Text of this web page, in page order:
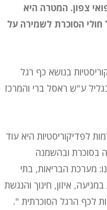
צפון. המטרה היא
הסוכרת לשמירה על
בנושא כף רגל
ע"ש ראסל ברי והמרכז
לפדיקוריסטיות היא עוד
בסוכרת ובהשמנה
מערכת הבריאות, בתי
איזון, חינוך והנגשת
לכף הרגל הסוכרתית ".